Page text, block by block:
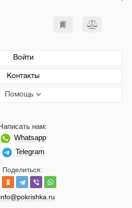
Войти
Контакты
Помощь
Поделиться:
info@pokrishka.ru
нам:
Whatsapp
Telegram